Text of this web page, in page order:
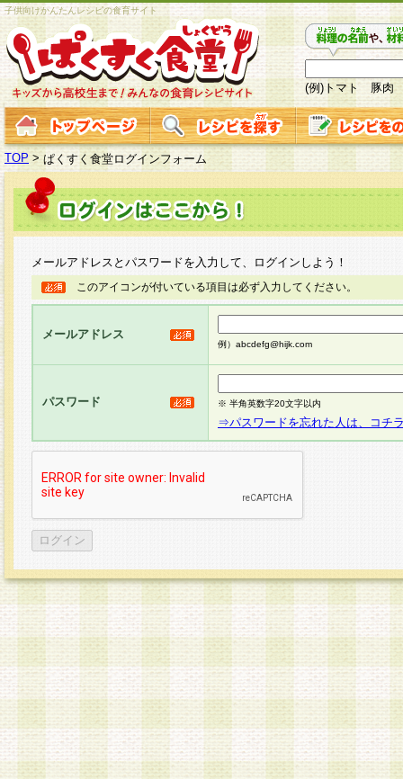
子供向けかんたんレシピの食育サイト
(例)トマト 豚肉
TOP > ぱくすく食堂ログインフォーム
メールアドレスとパスワードを入力して、ログインしよう！
このアイコンが付いている項目は必ず入力してください。
メールアドレス
例）abcdefg@hijk.com
パスワード ※ 半角英数字20文字以内
⇒パスワードを忘れた人は、コチ